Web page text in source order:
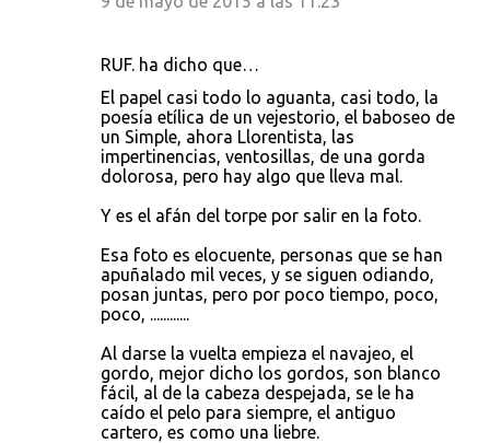
RUF. ha dicho que…
El papel casi todo lo aguanta, casi todo, la
poesía etílica de un vejestorio, el baboseo de
un Simple, ahora Llorentista, las
impertinencias, ventosillas, de una gorda
dolorosa, pero hay algo que lleva mal.
Y es el afán del torpe por salir en la foto.
Esa foto es elocuente, personas que se han
apuñalado mil veces, y se siguen odiando,
posan juntas, pero por poco tiempo, poco,
poco, ............
Al darse la vuelta empieza el navajeo, el
gordo, mejor dicho los gordos, son blanco
fácil, al de la cabeza despejada, se le ha
caído el pelo para siempre, el antiguo
cartero, es como una liebre.